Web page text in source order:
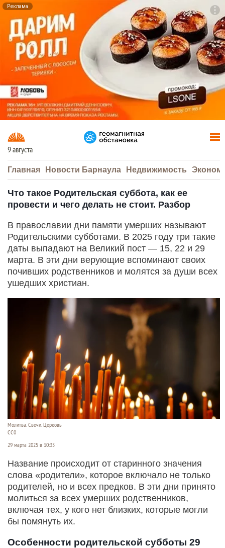
Реклама
9 августа
Главная Новости Барнаула Недвижимость
Что такое Родительская суббота, как ее
провести и чего делать не стоит. Разбор
В православии дни памяти умерших называют
Родительскими субботами. В 2025 году три такие
даты выпадают на Великий пост — 15, 22 и 29
марта. В эти дни верующие вспоминают своих
почивших родственников и молятся за души всех
ушедших христиан.
Молитва. Свечи. Церковь
СС0
29 марта 2025 в 10:35
Название происходит от старинного значения
слова «родители», которое включало не только
родителей, но и всех предков. В эти дни принято
молиться за всех умерших родственников,
включая тех, у кого нет близких, которые могли
бы помянуть их.
Особенности родительской субботы 29